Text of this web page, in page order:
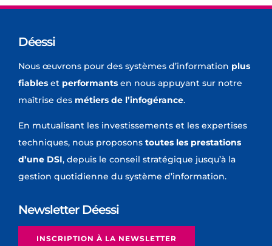
Déessi
Nous œuvrons pour des systèmes d’information plus
fiablesetperformantsen nous appuyant sur notre
maîtrise des métiers de l’infogérance.
En mutualisant les investissements et les expertises
techniques, nous proposonstoutes les prestations
d’une DSI, depuis le conseil stratégique jusqu’à la
gestion quotidienne du système d’information.
Newsletter Déessi
INSCRIPTION À LA NEWSLETTER